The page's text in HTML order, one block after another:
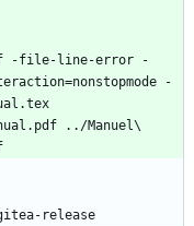
-file-line-error -
-
../Manuel\
release